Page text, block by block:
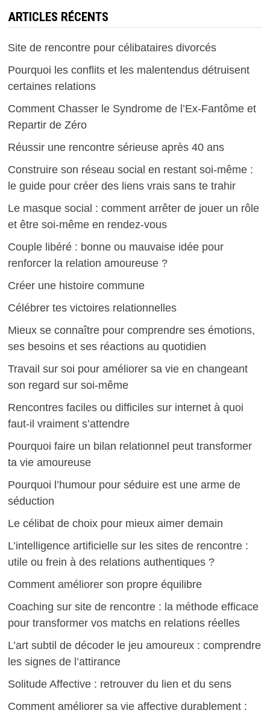
ARTICLES RÉCENTS
Site de rencontre pour célibataires divorcés
Pourquoi les conflits et les malentendus détruisent
certaines relations
Comment Chasser le Syndrome de l’Ex-Fantôme et
Repartir de Zéro
Réussir une rencontre sérieuse après 40 ans
Construire son réseau social en restant soi-même :
le guide pour créer des liens vrais sans te trahir
Le masque social : comment arrêter de jouer un rôle
et être soi-même en rendez-vous
Couple libéré : bonne ou mauvaise idée pour
renforcer la relation amoureuse ?
Créer une histoire commune
Célébrer tes victoires relationnelles
Mieux se connaître pour comprendre ses émotions,
ses besoins et ses réactions au quotidien
Travail sur soi pour améliorer sa vie en changeant
son regard sur soi-même
Rencontres faciles ou difficiles sur internet à quoi
faut-il vraiment s’attendre
Pourquoi faire un bilan relationnel peut transformer
ta vie amoureuse
Pourquoi l’humour pour séduire est une arme de
séduction
Le célibat de choix pour mieux aimer demain
L’intelligence artificielle sur les sites de rencontre :
utile ou frein à des relations authentiques ?
Comment améliorer son propre équilibre
Coaching sur site de rencontre : la méthode efficace
pour transformer vos matchs en relations réelles
L’art subtil de décoder le jeu amoureux : comprendre
les signes de l’attirance
Solitude Affective : retrouver du lien et du sens
Comment améliorer sa vie affective durablement :